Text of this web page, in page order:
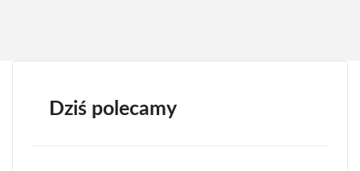
Dziś polecamy